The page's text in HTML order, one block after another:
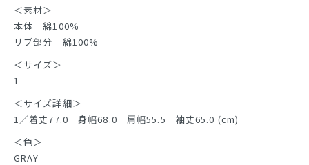
＜素材＞
本体 綿100%
リブ部分 綿100%
＜サイズ＞
1
＜サイズ詳細＞
1／着丈77.0 身幅68.0 肩幅55.5 袖丈65.0 (cm)
＜色＞
GRAY